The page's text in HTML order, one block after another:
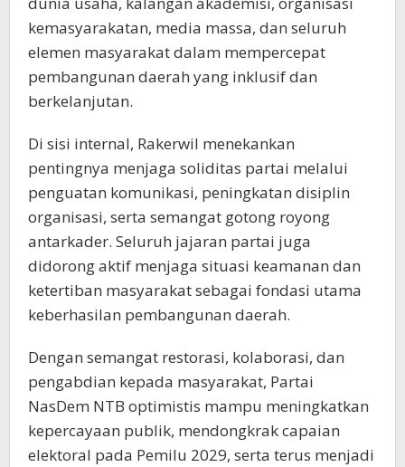
kemasyarakatan, media massa, dan seluruh
elemen masyarakat dalam mempercepat
pembangunan daerah yang inklusif dan
berkelanjutan.
Di sisi internal, Rakerwil menekankan
pentingnya menjaga soliditas partai melalui
penguatan komunikasi, peningkatan disiplin
organisasi, serta semangat gotong royong
antarkader. Seluruh jajaran partai juga
didorong aktif menjaga situasi keamanan dan
ketertiban masyarakat sebagai fondasi utama
keberhasilan pembangunan daerah.
Dengan semangat restorasi, kolaborasi, dan
pengabdian kepada masyarakat, Partai
NasDem NTB optimistis mampu meningkatkan
kepercayaan publik, mendongkrak capaian
elektoral pada Pemilu 2029, serta terus menjadi